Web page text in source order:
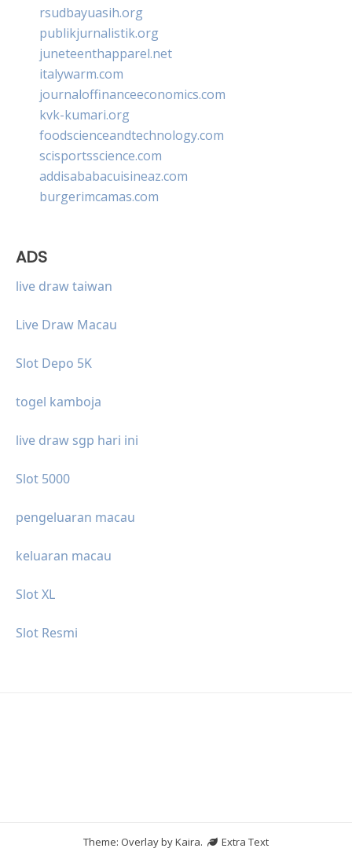
rsudbayuasih.org
publikjurnalistik.org
juneteenthapparel.net
italywarm.com
journaloffinanceeconomics.com
kvk-kumari.org
foodscienceandtechnology.com
scisportsscience.com
addisababacuisineaz.com
burgerimcamas.com
ADS
live draw taiwan
Live Draw Macau
Slot Depo 5K
togel kamboja
live draw sgp hari ini
Slot 5000
pengeluaran macau
keluaran macau
Slot XL
Slot Resmi
Theme: Overlay byKaira. Extra Text